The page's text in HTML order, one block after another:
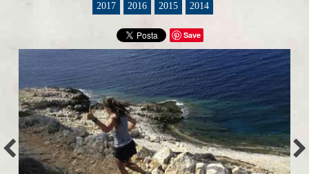
2017 2016 2015 2014
Save